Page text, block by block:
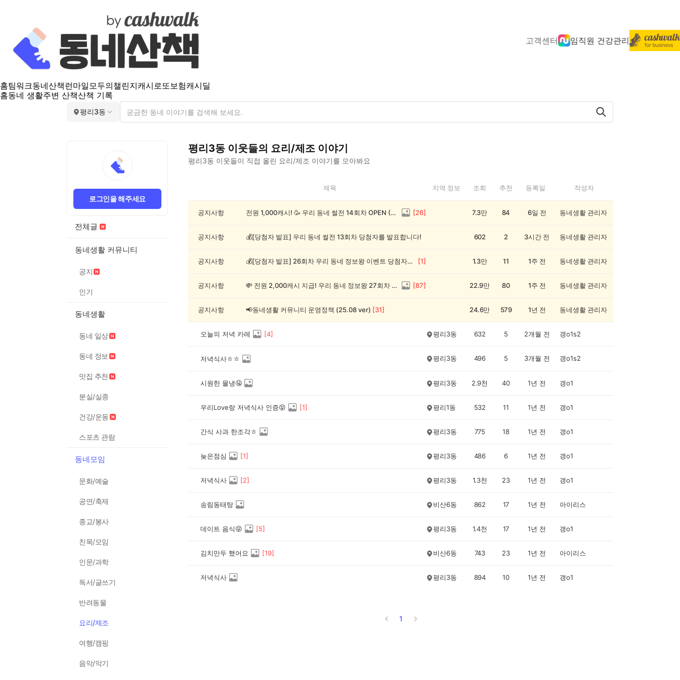
고객센터 임직원 건강관리
홈팀워크동네산책 런마일모두의챌린지캐시로또보험캐시딜
홈동네 생활주변 산책산책 기록
평리3동
로그인을 해주세요
전체글
동네생활 커뮤니티
공지
인기
동네생활
동네 일상
동네 정보
맛집 추천
분실/실종
건강/운동
스포츠 관람
동네모임
문화/예술
공연/축제
종교/봉사
친목/모임
인문/과학
독서/글쓰기
반려동물
요리/제조
여행/캠핑
음악/악기
평리3동 이웃들의 요리/제조 이야기
평리3동 이웃들이 직접 올린 요리/제조 이야기를 모아봐요
3
제목 지역 정보 조회 추천 등록일 작성자
공지사항 전원 1,000캐시! 🥳 우리 동네 썰전 14회차 OPEN (~8/17) [26] 7.3만 84 6일 전 동네생활 관리자
공지사항 💰[당첨자 발표] 우리 동네 썰전 13회차 당첨자를 발표합니다! 602 2 3시간 전 동네생활 관리자
공지사항 💰[당첨자 발표] 26회차 우리 동네 정보왕 이벤트 당첨자를 발표합니다! [1] 1.3만 11 1주 전 동네생활 관리자
공지사항 💸 전원 2,000캐시 지급! 우리 동네 정보왕 27회차 (~8/10) [87] 22.9만 80 1주 전 동네생활 관리자
공지사항 📢동네생활 커뮤니티 운영정책 (25.08 ver) [31] 24.6만 579 1년 전 동네생활 관리자
오늘의 저녁 카레 [4] 평리3동 632 5 2개월 전 갱o1s2
저녁식사ㅎㅎ 평리3동 496 5 3개월 전 갱o1s2
시원한 물냉🤤 평리3동 2.9천 40 1년 전 갱o1
우리Love랑 저녁식사 인증😝 [1] 평리1동 532 11 1년 전 갱o1
간식 사과 한조각ㅎ 평리3동 775 18 1년 전 갱o1
늦은점심 [1] 평리3동 486 6 1년 전 갱o1
저녁식사 [2] 평리3동 1.3천 23 1년 전 갱o1
송림동태탕 비산6동 862 17 1년 전 아이리스
데이트 음식😝 [5] 평리3동 1.4천 17 1년 전 갱o1
김치만두 했어요 [19] 비산6동 743 23 1년 전 아이리스
저녁식사 평리3동 894 10 1년 전 갱o1
1